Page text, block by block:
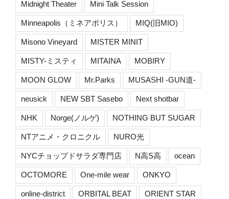
Midnight Theater Mini Talk Session
Minneapolis（ミネアポリス） MIQ(旧MIO)
Misono Vineyard MISTER MINIT
MISTY-ミスティ MITAINA MOBIRY
MOON GLOW Mr.Parks MUSASHI -GUN道-
neusick NEW SBT Sasebo Next shotbar
NHK Norge(ノルゲ) NOTHING BUT SUGAR
NTアニメ・クロニクル NURO光
NYCチョップドサラダ専門店 N高S高 ocean
OCTOMORE One-mile wear ONKYO
online-district ORBITAL BEAT ORIENT STAR